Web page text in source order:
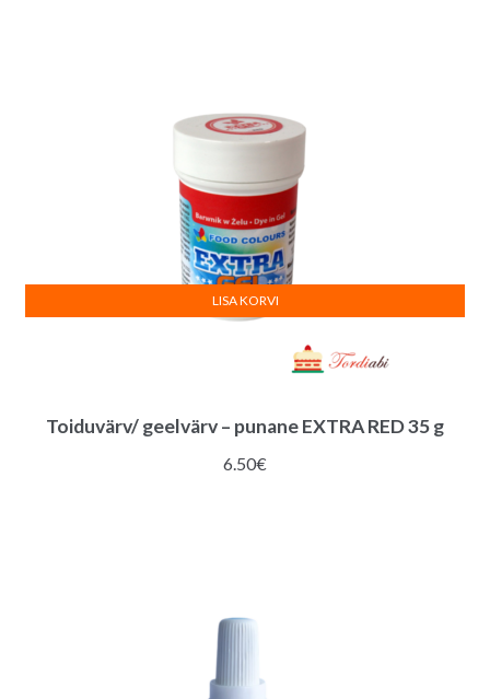
Toiduvärv/ geelvärv – punane EXTRA RED 35 g
6.50€
LISA KORVI